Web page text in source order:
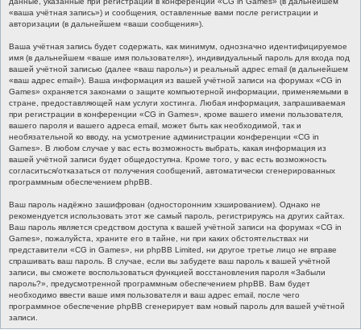
«ваша учётная запись») и сообщения, оставленные вами после регистрации и
авторизации (в дальнейшем «ваши сообщения»).
Ваша учётная запись будет содержать, как минимум, однозначно идентифицируемое
имя (в дальнейшем «ваше имя пользователя»), индивидуальный пароль для входа под
вашей учётной записью (далее «ваш пароль») и реальный адрес email (в дальнейшем
«ваш адрес email»). Ваша информация из вашей учётной записи на форумах «CG in
Games» охраняется законами о защите компьютерной информации, применяемыми в
стране, предоставляющей нам услуги хостинга. Любая информация, запрашиваемая
при регистрации в конференции «CG in Games», кроме вашего имени пользователя,
вашего пароля и вашего адреса email, может быть как необходимой, так и
необязательной ко вводу, на усмотрение администрации конференции «CG in
Games». В любом случае у вас есть возможность выбрать, какая информация из
вашей учётной записи будет общедоступна. Кроме того, у вас есть возможность
согласиться/отказаться от получения сообщений, автоматически сгенерированных
программным обеспечением phpBB.
Ваш пароль надёжно зашифрован (односторонним хэшированием). Однако не
рекомендуется использовать этот же самый пароль, регистрируясь на других сайтах.
Ваш пароль является средством доступа к вашей учётной записи на форумах «CG in
Games», пожалуйста, храните его в тайне, ни при каких обстоятельствах ни
представители «CG in Games», ни phpBB Limited, ни другое третье лицо не вправе
спрашивать ваш пароль. В случае, если вы забудете ваш пароль к вашей учётной
записи, вы сможете воспользоваться функцией восстановления пароля «Забыли
пароль?», предусмотренной программным обеспечением phpBB. Вам будет
необходимо ввести ваше имя пользователя и ваш адрес email, после чего
программное обеспечение phpBB сгенерирует вам новый пароль для вашей учётной
записи.